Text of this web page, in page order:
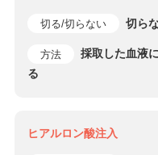
切る/切らない 切ら
方法
採取した血液
る
ヒアルロン酸注入